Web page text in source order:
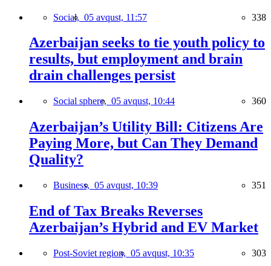
Social, 05 avqust, 11:57 338
Azerbaijan seeks to tie youth policy to
results, but employment and brain
drain challenges persist
Social sphere, 05 avqust, 10:44 360
Azerbaijan’s Utility Bill: Citizens Are
Paying More, but Can They Demand
Quality?
Business, 05 avqust, 10:39 351
End of Tax Breaks Reverses
Azerbaijan’s Hybrid and EV Market
Post-Soviet region, 05 avqust, 10:35 303